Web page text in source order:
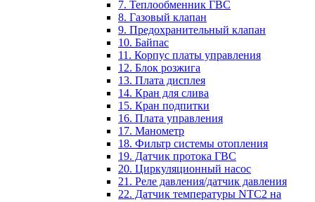
7. Теплообменник ГВС
8. Газовый клапан
9. Предохранительный клапан
10. Байпас
11. Корпус платы управления
12. Блок розжига
13. Плата дисплея
14. Кран для слива
15. Кран подпитки
16. Плата управления
17. Манометр
18. Фильтр системы отопления
19. Датчик протока ГВС
20. Циркуляционный насос
21. Реле давления/датчик давления
22. Датчик температуры NTC2 на